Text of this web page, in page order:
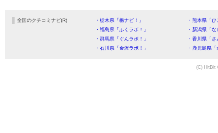
全国のクチコミナビ(R) ・栃木県「栃ナビ！」
・熊本県「
・福島県「ふくラボ！」
・新潟県「
・群馬県「ぐんラボ！」
・香川県「
・石川県「金沢ラボ！」
・鹿児島県
(C) HitBit